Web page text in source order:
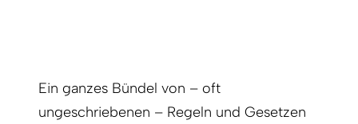
Ein ganzes Bündel von – oft
ungeschriebenen – Regeln und Gesetzen